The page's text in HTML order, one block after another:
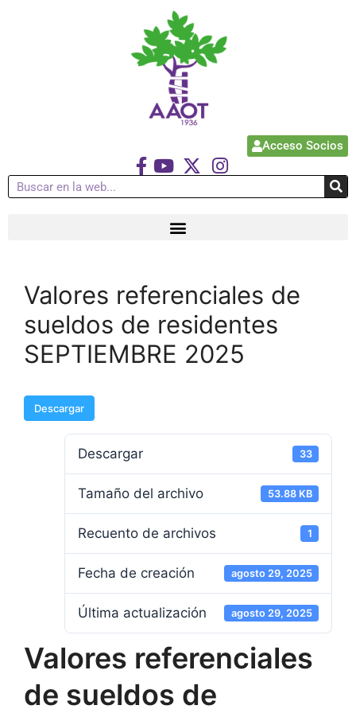
Acceso Socios
Valores referenciales de
sueldos de residentes
SEPTIEMBRE 2025
Descargar
Descargar 33
Tamaño del archivo 53.88 KB
Recuento de archivos 1
Fecha de creación agosto 29, 2025
Última actualización agosto 29, 2025
Valores referenciales
de sueldos de